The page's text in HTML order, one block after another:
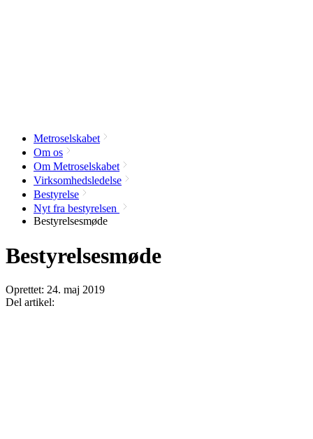
Metroselskabet
Om os
Om Metroselskabet
Virksomhedsledelse
Bestyrelse
Nyt fra bestyrelsen
Bestyrelsesmøde
Bestyrelsesmøde
Oprettet: 24. maj 2019
Del artikel: